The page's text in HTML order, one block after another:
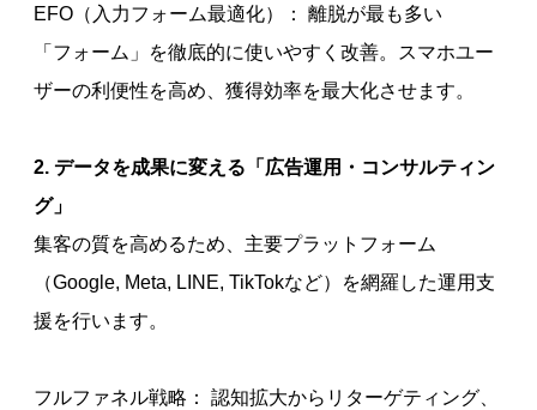
EFO（入力フォーム最適化）： 離脱が最も多い
「フォーム」を徹底的に使いやすく改善。スマホユー
ザーの利便性を高め、獲得効率を最大化させます。
2. データを成果に変える「広告運用・コンサルティン
グ」
集客の質を高めるため、主要プラットフォーム
（Google, Meta, LINE, TikTokなど）を網羅した運用支
援を行います。
フルファネル戦略： 認知拡大からリターゲティング、